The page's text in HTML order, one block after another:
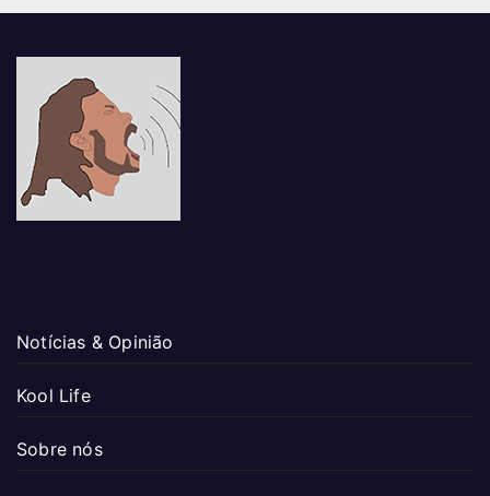
Notícias & Opinião
Kool Life
Sobre nós